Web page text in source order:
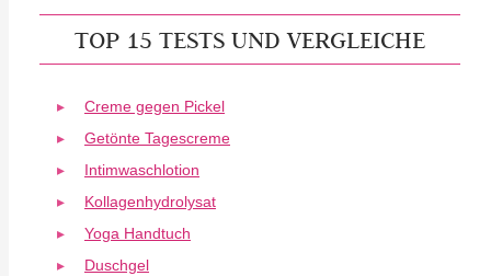
TOP 15 TESTS UND VERGLEICHE
Creme gegen Pickel
Getönte Tagescreme
Intimwaschlotion
Kollagenhydrolysat
Yoga Handtuch
Duschgel